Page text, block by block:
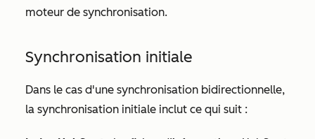
moteur de synchronisation.
Synchronisation initiale
Dans le cas d'une synchronisation bidirectionnelle,
la synchronisation initiale inclut ce qui suit :